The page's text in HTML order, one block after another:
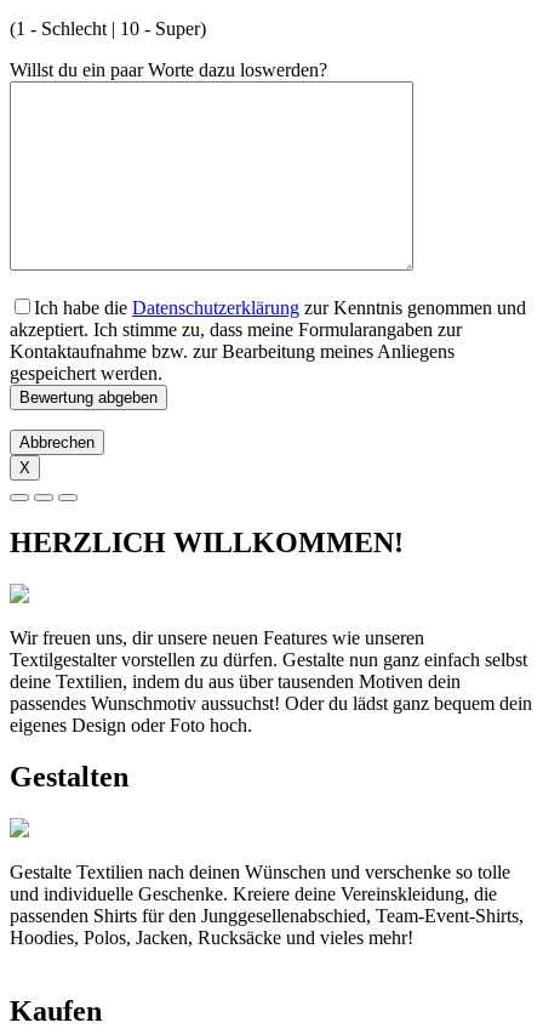
(1 - Schlecht | 10 - Super)
Willst du ein paar Worte dazu loswerden?
Ich habe die Datenschutzerklärung zur Kenntnis genommen und
akzeptiert. Ich stimme zu, dass meine Formularangaben zur
Kontaktaufnahme bzw. zur Bearbeitung meines Anliegens
gespeichert werden.
Abbrechen
X
HERZLICH WILLKOMMEN!
Wir freuen uns, dir unsere neuen Features wie unseren
Textilgestalter vorstellen zu dürfen. Gestalte nun ganz einfach selbst
deine Textilien, indem du aus über tausenden Motiven dein
passendes Wunschmotiv aussuchst! Oder du lädst ganz bequem dein
eigenes Design oder Foto hoch.
Gestalten
Gestalte Textilien nach deinen Wünschen und verschenke so tolle
und individuelle Geschenke. Kreiere deine Vereinskleidung, die
passenden Shirts für den Junggesellenabschied, Team-Event-Shirts,
Hoodies, Polos, Jacken, Rucksäcke und vieles mehr!
Kaufen